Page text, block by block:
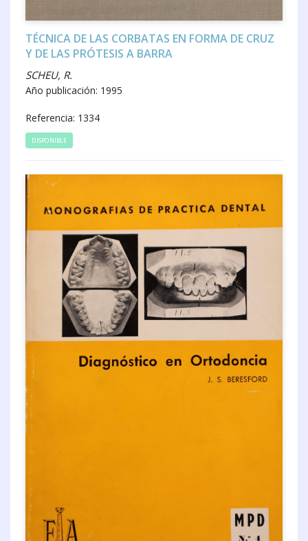
TÉCNICA DE LAS CORBATAS EN FORMA DE CRUZ
Y DE LAS PRÓTESIS A BARRA
SCHEU, R.
Año publicación: 1995
Referencia: 1334
DISPONIBLE